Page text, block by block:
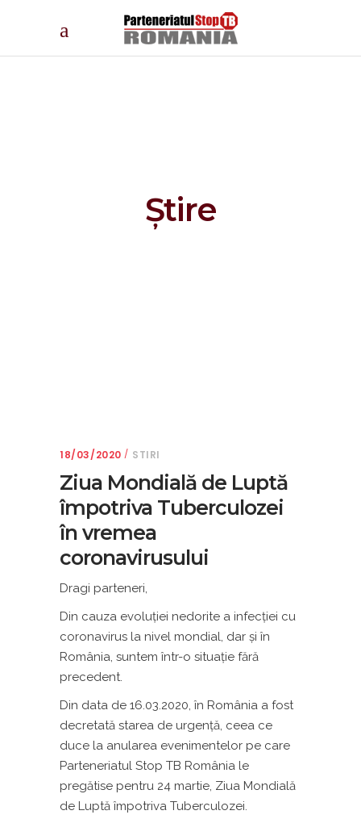
Știre
18/03/2020 STIRI
Ziua Mondială de Luptă
împotriva Tuberculozei
în vremea
coronavirusului
Dragi parteneri,
Din cauza evoluției nedorite a infecției cu
coronavirus la nivel mondial, dar și în
România, suntem într-o situație fără
precedent.
Din data de 16.03.2020, în România a fost
decretată starea de urgență, ceea ce
duce la anularea evenimentelor pe care
Parteneriatul Stop TB România le
pregătise pentru 24 martie, Ziua Mondială
de Luptă împotriva Tuberculozei.